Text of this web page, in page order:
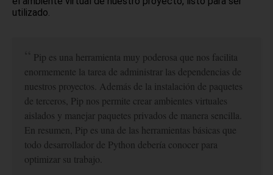
utilizado.
Pip es una herramienta muy poderosa que nos facilita
enormemente la tarea de administrar las dependencias de
nuestros proyectos. Además de la instalación de paquetes
de terceros, Pip nos permite crear ambientes virtuales
aislados y manejar paquetes privados de manera sencilla.
En resumen, Pip es una de las herramientas básicas que
todo desarrollador de Python debería conocer para
optimizar su trabajo.